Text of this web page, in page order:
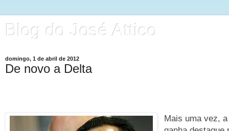
Blog do José Attico
domingo, 1 de abril de 2012
De novo a Delta
Mais uma vez,